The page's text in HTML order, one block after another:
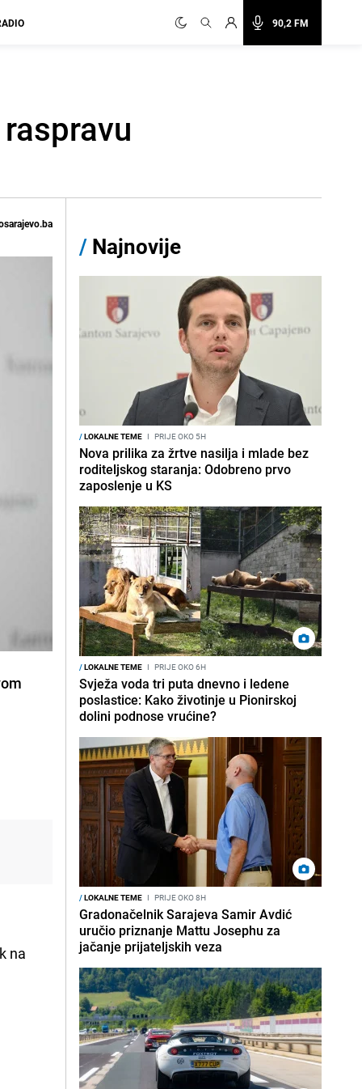
90,2 FM
na
/ Najnovije
/LOKALNE TEME I PRIJE OKO 5H
Nova prilika za žrtve nasilja i mlade bez
roditeljskog staranja: Odobreno prvo
zaposlenje u KS
/LOKALNE TEME I PRIJE OKO 6H
Svježa voda tri puta dnevno i ledene
poslastice: Kako životinje u Pionirskoj
dolini podnose vrućine?
/LOKALNE TEME I PRIJE OKO 8H
Gradonačelnik Sarajeva Samir Avdić
uručio priznanje Mattu Josephu za
jačanje prijateljskih veza